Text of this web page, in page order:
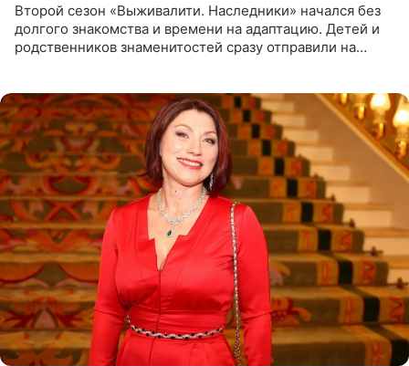
Второй сезон «Выживалити. Наследники» начался без
долгого знакомства и времени на адаптацию. Детей и
родственников знаменитостей сразу отправили на